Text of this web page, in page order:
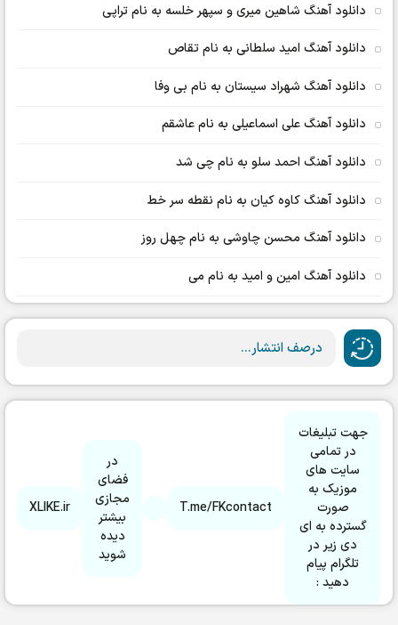
دانلود آهنگ شاهین میری و سپهر خلسه به نام تراپی
دانلود آهنگ امید سلطانی به نام تقاص
دانلود آهنگ شهراد سیستان به نام بی وفا
دانلود آهنگ علی اسماعیلی به نام عاشقم
دانلود آهنگ احمد سلو به نام چی شد
دانلود آهنگ کاوه کیان به نام نقطه سر خط
دانلود آهنگ محسن چاوشی به نام چهل روز
دانلود آهنگ امین و امید به نام می
درصف انتشار...
جهت تبلیغات
در تمامی
سایت های
موزیک به
صورت
گسترده به ای
دی زیر در
تلگرام پیام
دهید :
T.me/FKcontact
در
فضای
مجازی
بیشتر
دیده
شوید
XLIKE.ir